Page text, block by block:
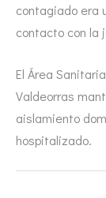
contagiado era
contacto con la
El Área
Valdeorras
aislamiento
hospitalizado.